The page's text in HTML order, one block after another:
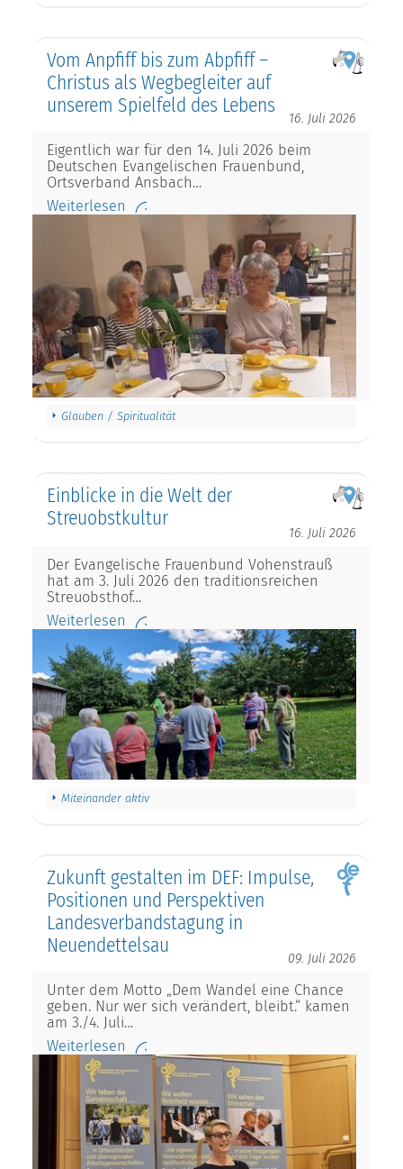
Vom Anpfiff bis zum Abpfiff –
Christus als Wegbegleiter auf
unserem Spielfeld des Lebens
16. Juli 2026
Eigentlich war für den 14. Juli 2026 beim
Deutschen Evangelischen Frauenbund,
Ortsverband Ansbach…
Weiterlesen
Glauben / Spiritualität
Einblicke in die Welt der
Streuobstkultur
16. Juli 2026
Der Evangelische Frauenbund Vohenstrauß
hat am 3. Juli 2026 den traditionsreichen
Streuobsthof…
Weiterlesen
Miteinander aktiv
Zukunft gestalten im DEF: Impulse,
Positionen und Perspektiven
Landesverbandstagung in
Neuendettelsau
09. Juli 2026
Unter dem Motto „Dem Wandel eine Chance
geben. Nur wer sich verändert, bleibt.“ kamen
am 3./4. Juli…
Weiterlesen